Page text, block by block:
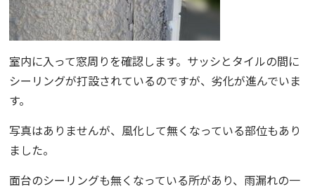
室内に入って窓周りを確認します。サッシとタイルの間に
シーリングが打設されているのですが、劣化が進んでいま
す。
写真はありませんが、風化して無くなっている部位もあり
ました。
面台のシーリングも無くなっている所があり、雨漏れの一